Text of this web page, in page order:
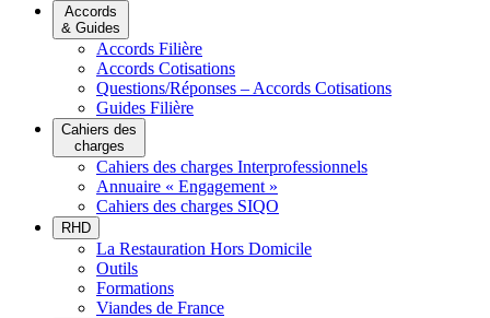
Accords
& Guides
Accords Filière
Accords Cotisations
Questions/Réponses – Accords Cotisations
Guides Filière
Cahiers des
charges
Cahiers des charges Interprofessionnels
Annuaire « Engagement »
Cahiers des charges SIQO
RHD
La Restauration Hors Domicile
Outils
Formations
Viandes de France